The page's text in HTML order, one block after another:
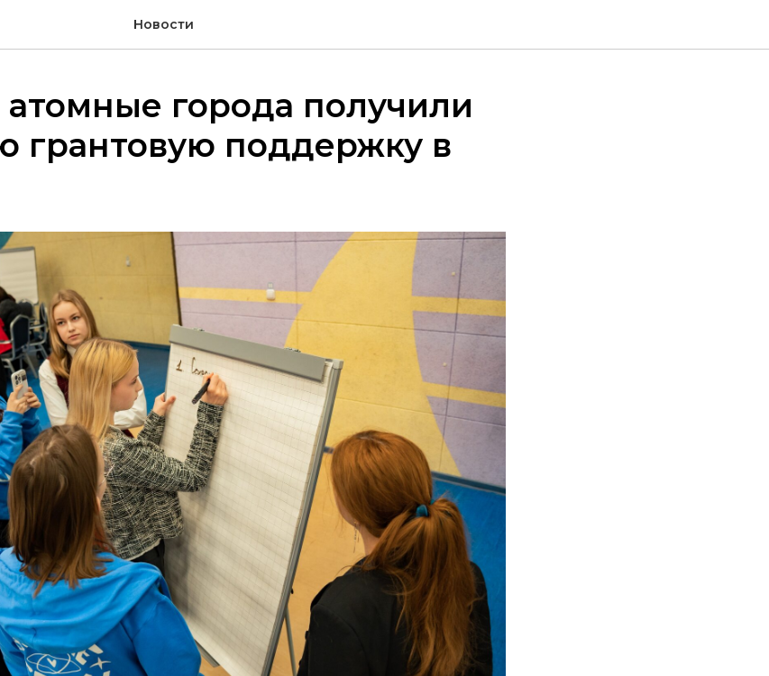
Новости
атомные города получили
грантовую поддержку в